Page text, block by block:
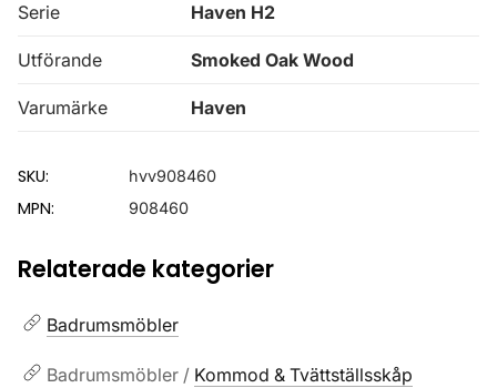
Serie Haven H2
Utförande Smoked Oak Wood
Varumärke Haven
SKU: hvv908460
MPN: 908460
Relaterade kategorier
Badrumsmöbler
Badrumsmöbler / Kommod & Tvättställsskåp